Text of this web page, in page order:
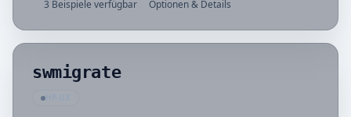
3 Beispiele verfügbar Optionen & Details
swmigrate